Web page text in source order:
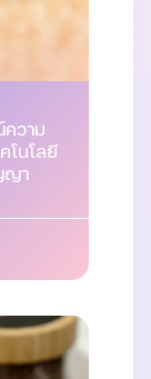
วาม
โนโลยี
ญา